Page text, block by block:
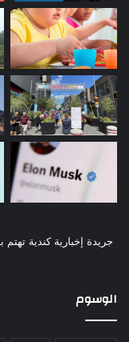
جريدة إخبارية كندية تهتم
الوسوم